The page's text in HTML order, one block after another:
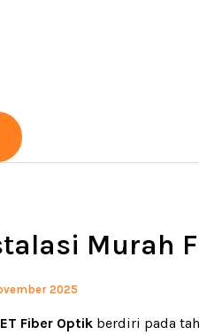
Murah
2025
Fiber Optik berdiri pada